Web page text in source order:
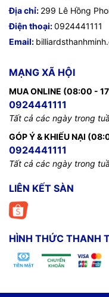
Địa chỉ: 299 Lê Hồng
Điện thoại:0924441111
Email:
MẠNG XÃ HỘI
MUA ONLINE (08:00 -
0924441111
Tất cả các ngày trong
GÓP Ý & KHIẾU NẠI
0924441111
Tất cả các ngày trong
LIÊN KẾT SÀN
HÌNH THỨC THANH